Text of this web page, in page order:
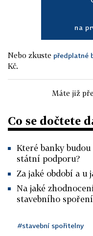
na
Nebo zkuste předplatné
Kč.
Máte již
Co se dočtete
Které banky
státní podporu?
Za jaké období a u
Na jaké
stavebního
#stavební spořitelny